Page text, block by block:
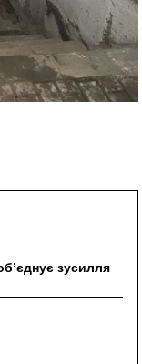
зусилля